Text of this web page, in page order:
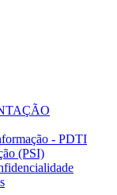
- PDTI
(PSI)